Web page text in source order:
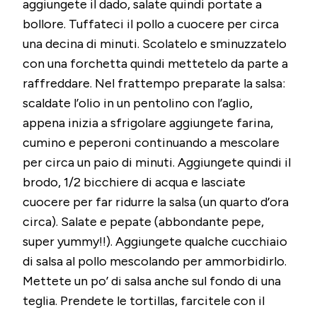
aggiungete il dado, salate quindi portate a
bollore. Tuffateci il pollo a cuocere per circa
una decina di minuti. Scolatelo e sminuzzatelo
con una forchetta quindi mettetelo da parte a
raffreddare. Nel frattempo preparate la salsa:
scaldate l’olio in un pentolino con l’aglio,
appena inizia a sfrigolare aggiungete farina,
cumino e peperoni continuando a mescolare
per circa un paio di minuti. Aggiungete quindi il
brodo, 1/2 bicchiere di acqua e lasciate
cuocere per far ridurre la salsa (un quarto d’ora
circa). Salate e pepate (abbondante pepe,
super yummy!!). Aggiungete qualche cucchiaio
di salsa al pollo mescolando per ammorbidirlo.
Mettete un po’ di salsa anche sul fondo di una
teglia. Prendete le tortillas, farcitele con il